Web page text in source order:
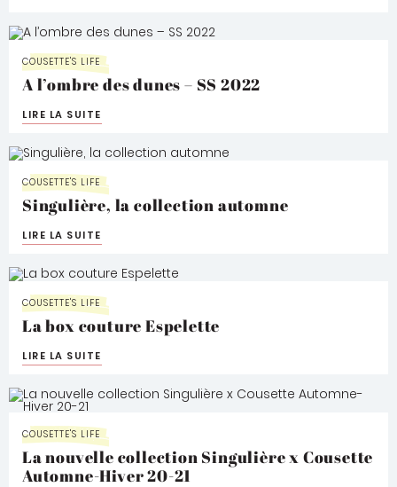
COUSETTE'S LIFE
A l’ombre des dunes – SS 2022
LIRE LA SUITE
COUSETTE'S LIFE
Singulière, la collection automne
LIRE LA SUITE
COUSETTE'S LIFE
La box couture Espelette
LIRE LA SUITE
COUSETTE'S LIFE
La nouvelle collection Singulière x Cousette
Automne-Hiver 20-21